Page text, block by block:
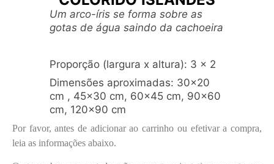
Um arco-íris se forma sobre as
gotas de água saindo da cachoeira
Proporção (largura x altura): 3 x 2
Dimensões aproximadas: 30×20
cm , 45×30 cm, 60×45 cm, 90×60
cm, 120×90 cm
Por favor, antes de adicionar ao carrinho ou efetivar a compra,
leia as informações abaixo.